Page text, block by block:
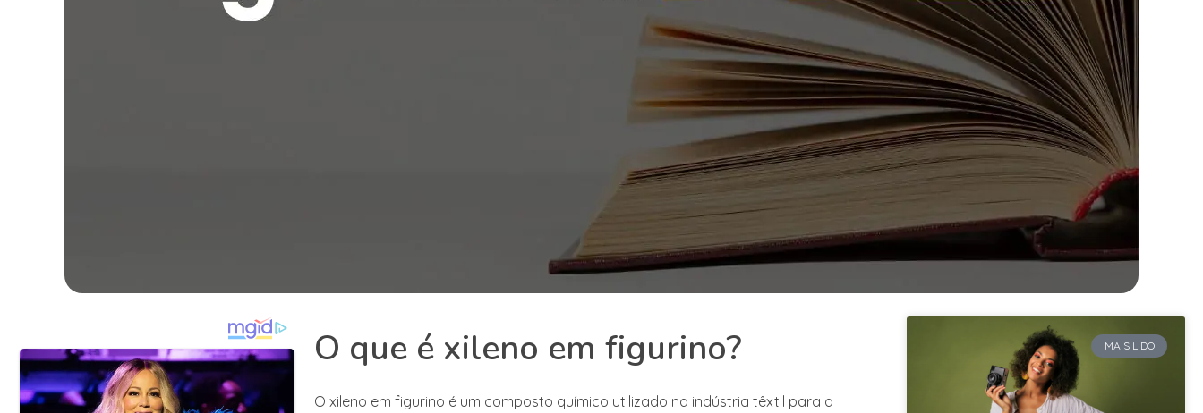
O que é xileno em figurino?
O xileno em figurino é um composto químico utilizado na indústria têxtil para a
MAIS LIDO